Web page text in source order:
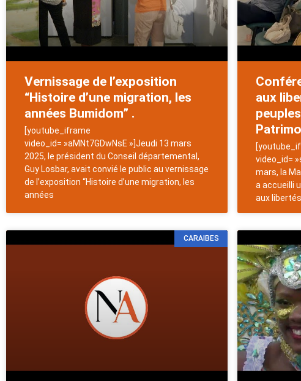
Vernissage de l’exposition
“Histoire d’une migration, les
années Bumidom” .
[youtube_iframe
video_id= »aMNt7GDwNsE »]Jeudi 13 mars
2025, le président du Conseil départemental,
Guy Losbar, avait convié le public au vernissage
de l’exposition “Histoire d’une migration, les
années
aux
video_id=
mars, la
a accueilli
aux
CARAIBES